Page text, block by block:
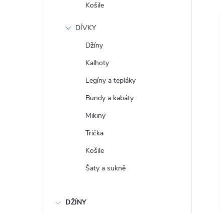
Košile
DÍVKY
Džíny
Kalhoty
Legíny a tepláky
Bundy a kabáty
Mikiny
Trička
Košile
Šaty a sukně
DŽÍNY